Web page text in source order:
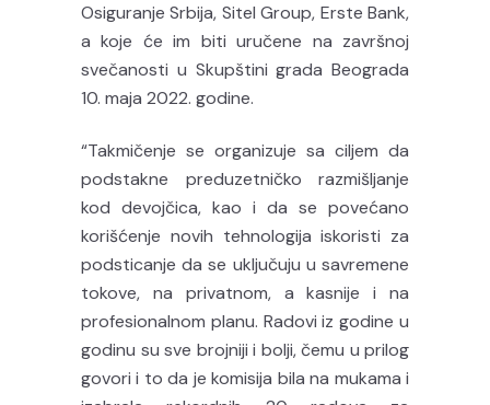
Osiguranje Srbija, Sitel Group, Erste Bank,
a koje će im biti uručene na završnoj
svečanosti u Skupštini grada Beograda
10. maja 2022. godine.
“Takmičenje se organizuje sa ciljem da
podstakne preduzetničko razmišljanje
kod devojčica, kao i da se povećano
korišćenje novih tehnologija iskoristi za
podsticanje da se uključuju u savremene
tokove, na privatnom, a kasnije i na
profesionalnom planu. Radovi iz godine u
godinu su sve brojniji i bolji, čemu u prilog
govori i to da je komisija bila na mukama i